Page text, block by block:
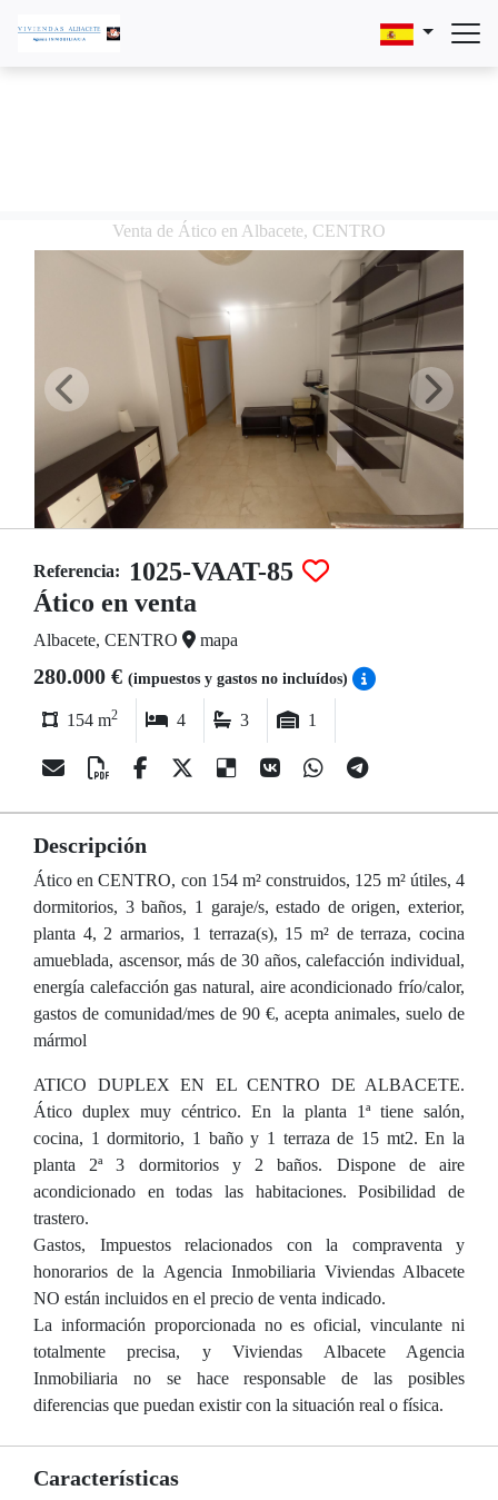
Venta de Ático en Albacete, CENTRO
Referencia:
1025-VAAT-85
Ático en venta
Albacete, CENTRO mapa
280.000 € (impuestos y gastos no incluídos)
154 m2 4 3 1
Descripción
Ático en CENTRO, con 154 m² construidos, 125 m² útiles, 4
dormitorios, 3 baños, 1 garaje/s, estado de origen, exterior,
planta 4, 2 armarios, 1 terraza(s), 15 m² de terraza, cocina
amueblada, ascensor, más de 30 años, calefacción individual,
energía calefacción gas natural, aire acondicionado frío/calor,
gastos de comunidad/mes de 90 €, acepta animales, suelo de
mármol
ATICO DUPLEX EN EL CENTRO DE ALBACETE.
Ático duplex muy céntrico. En la planta 1ª tiene salón,
cocina, 1 dormitorio, 1 baño y 1 terraza de 15 mt2. En la
planta 2ª 3 dormitorios y 2 baños. Dispone de aire
acondicionado en todas las habitaciones. Posibilidad de
trastero.
Gastos, Impuestos relacionados con la compraventa y
honorarios de la Agencia Inmobiliaria Viviendas Albacete
NO están incluidos en el precio de venta indicado.
La información proporcionada no es oficial, vinculante ni
totalmente precisa, y Viviendas Albacete Agencia
Inmobiliaria no se hace responsable de las posibles
diferencias que puedan existir con la situación real o física.
Características